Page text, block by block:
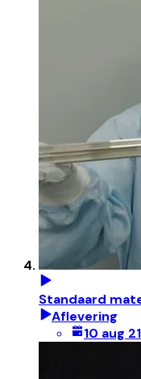
Standaard
Aflevering
10 aug 21